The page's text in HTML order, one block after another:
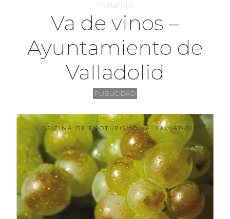
Portafolio
Va de vinos –
Ayuntamiento de
Valladolid
PUBLICIDAD